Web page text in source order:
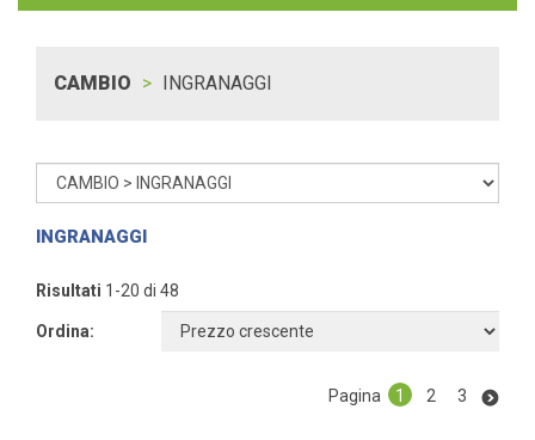
CAMBIO INGRANAGGI
INGRANAGGI
Risultati 1-20 di 48
Ordina:
Pagina 1 2 3